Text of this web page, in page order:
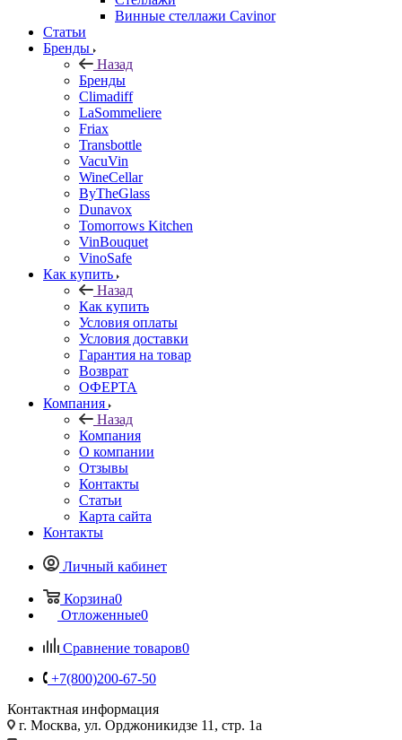
Винные стеллажи Cavinor
Статьи
Бренды
Назад
Бренды
Climadiff
LaSommeliere
Friax
Transbottle
VacuVin
WineCellar
ByTheGlass
Dunavox
Tomorrows Kitchen
VinBouquet
VinoSafe
Как купить
Назад
Как купить
Условия оплаты
Условия доставки
Гарантия на товар
Возврат
ОФЕРТА
Компания
Назад
Компания
О компании
Отзывы
Контакты
Статьи
Карта сайта
Контакты
Личный кабинет
Корзина0
Отложенные0
Сравнение товаров0
+7(800)200-67-50
Контактная информация
г. Москва, ул. Орджоникидзе 11, стр. 1а